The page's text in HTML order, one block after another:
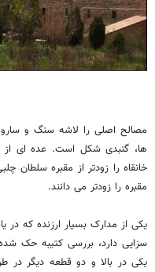
مصالح اصلی را لاشه سنگ و
ها، گنبدی شکل است. ‌عده ای از
خانقاه را زودتر‌ از مقبره سلطان
مقبره را زودتر می دانند.
یکی از مدارک بسیار ارزنده که در
سزایی دارد، بررسی کتیبه حک
یکی در بالا و دو قطعه دیگر در